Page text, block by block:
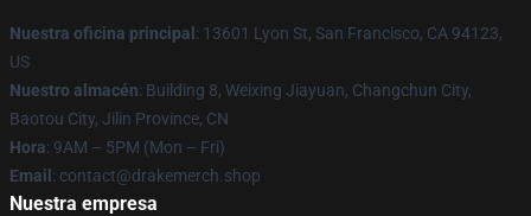
Nuestra oficina principal : 13601 Lyon St, San Francisco, CA 94123,
US
Nuestro almacén: Building 8, Weixing Jiayuan, Changchun City,
Baotou City, Jilin Province, CN
Hora: 9AM – 5PM (Mon – Fri)
Email : contact@drakemerch.shop
Nuestra empresa